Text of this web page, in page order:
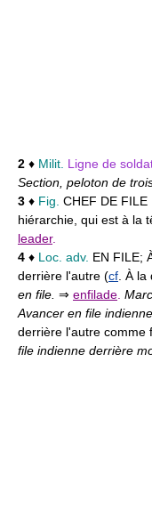
2 ♦ Milit. Ligne de
Section, peloton de
3 ♦ Fig. CHEF DE FILE
hiérarchie, qui est à la
leader.
4 ♦ Loc. adv. EN FILE;
derrière l'autre (cf . À
en file. ⇒ enfilade
Avancer en file
derrière l'autre comme
file indienne derrière